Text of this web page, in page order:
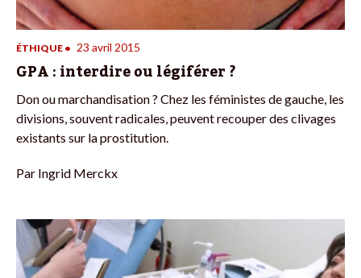
ÉTHIQUE • 23 avril 2015
GPA : interdire ou légiférer ?
Don ou marchandisation ? Chez les féministes de gauche, les
divisions, souvent radicales, peuvent recouper des clivages
existants sur la prostitution.
Par Ingrid Merckx